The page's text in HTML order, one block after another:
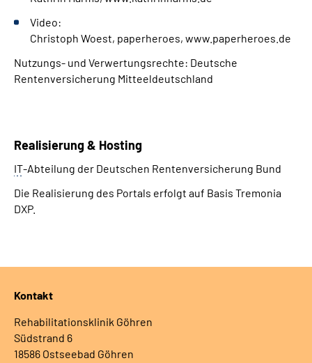
Video:
Christoph Woest, paperheroes, www.paperheroes.de
Nutzungs- und Verwertungsrechte: Deutsche
Rentenversicherung Mitteeldeutschland
Realisierung & Hosting
IT-Abteilung der Deutschen Rentenversicherung Bund
Die Realisierung des Portals erfolgt auf Basis Tremonia
DXP.
Kontakt
Rehabilitationsklinik Göhren
Südstrand 6
18586 Ostseebad Göhren